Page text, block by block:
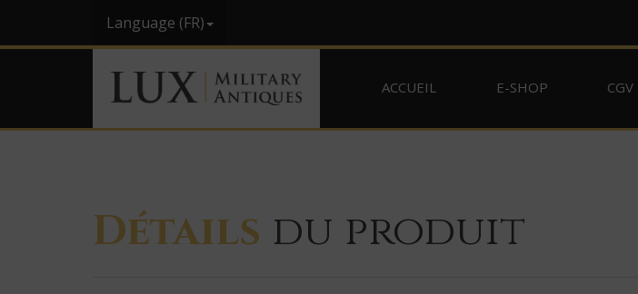
Language (FR)
ACCUEIL E-SHOP CGV
Détails du produit